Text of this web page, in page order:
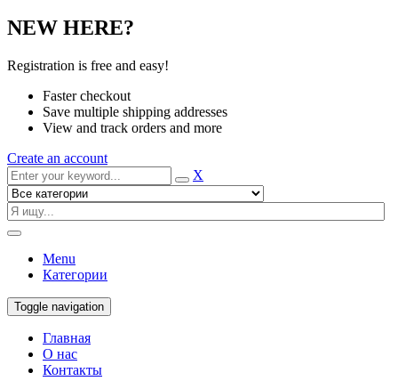
NEW HERE?
Registration is free and easy!
Faster checkout
Save multiple shipping addresses
View and track orders and more
Create an account
X
Menu
Категории
Toggle navigation
Главная
О нас
Контакты